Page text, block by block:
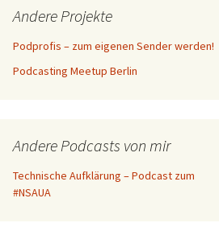
Andere Projekte
Podprofis – zum eigenen Sender werden!
Podcasting Meetup Berlin
Andere Podcasts von mir
Technische Aufklärung – Podcast zum
#NSAUA